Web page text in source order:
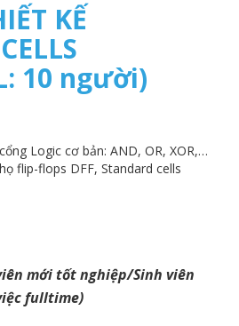
KẾ
10 người)
Logic cơ bản: AND, OR, XOR,…
flip-flops DFF, Standard cells
mới tốt nghiệp/Sinh viên
fulltime)